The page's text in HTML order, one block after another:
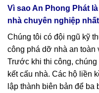
Vì sao An Phong Phát
nhà chuyên nghiệp
Chúng tôi có đội ngũ kỹ
công phá dỡ nhà an toàn
Trước khi thi công,
kết cấu nhà. Các hộ liền
lập thành biên bản để